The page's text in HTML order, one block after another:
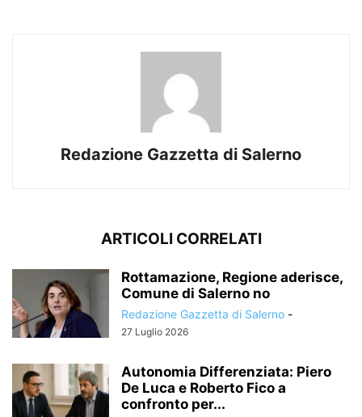
Redazione Gazzetta di Salerno
ARTICOLI CORRELATI
Rottamazione, Regione aderisce,
Comune di Salerno no
Redazione Gazzetta di Salerno -
27 Luglio 2026
Autonomia Differenziata: Piero
De Luca e Roberto Fico a
confronto per...